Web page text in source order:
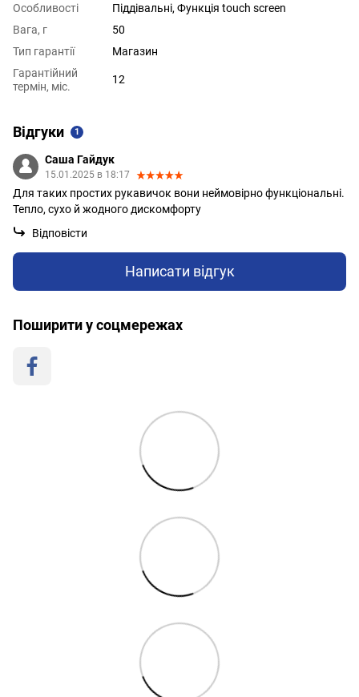
Особливості
Піддівальні, Функція touch screen
Вага, г
50
Тип гарантії
Магазин
Гарантійний
термін, міс.
12
Відгуки 1
Саша Гайдук
15.01.2025 в 18:17
Для таких простих рукавичок вони неймовірно функціональні.
Тепло, сухо й жодного дискомфорту
Відповісти
Написати відгук
Поширити у соцмережах